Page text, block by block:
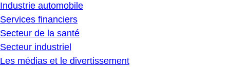
Industrie automobile
Services financiers
Secteur de la santé
Secteur industriel
Les médias et le divertissement